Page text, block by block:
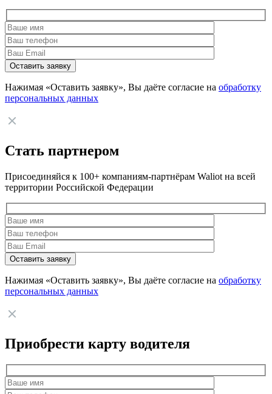
Нажимая «Оставить заявку», Вы даёте согласие на обработку
персональных данных
Стать партнером
Присоединяйся к 100+ компаниям-партнёрам Waliot на всей
территории Российской Федерации
Нажимая «Оставить заявку», Вы даёте согласие на обработку
персональных данных
Приобрести карту водителя